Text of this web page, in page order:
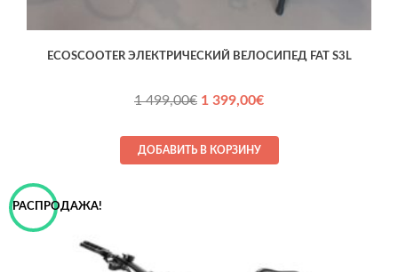
ECOSCOOTER ЭЛЕКТРИЧЕСКИЙ ВЕЛОСИПЕД FAT S3L
1 499,00€ Первоначальная
составляла
1 499,00€.
1 399,00€Текущая
1 399,00€.
ДОБАВИТЬ В КОРЗИНУ
РАСПРОДАЖА!